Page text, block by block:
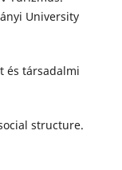
University
és társadalmi
structure.